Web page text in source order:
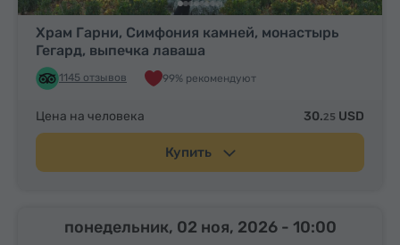
Храм Гарни, Симфония камней, монастырь
Гегард, выпечка лаваша
1145 отзывов 99% рекомендуют
Цена на человека 30.25 USD
Купить
понедельник, 02 ноя, 2026 - 10:00